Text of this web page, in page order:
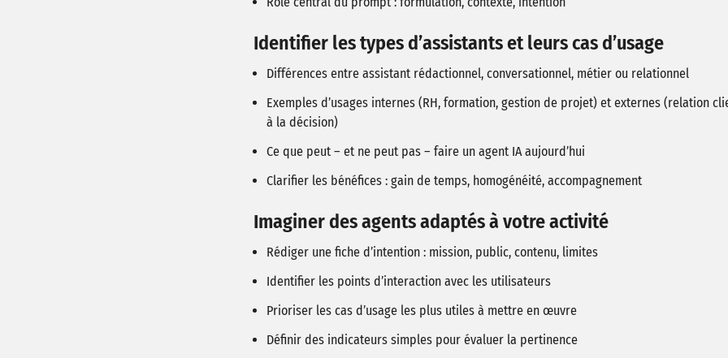
Identifier les types d’assistants et leurs cas d’usage
Différences entre assistant rédactionnel, conversationnel, métier ou relationnel
Exemples d’usages internes (RH, formation, gestion de projet) et externes (relation
à la décision)
Ce que peut – et ne peut pas – faire un agent IA aujourd’hui
Clarifier les bénéfices : gain de temps, homogénéité, accompagnement
Imaginer des agents adaptés à votre activité
Rédiger une fiche d’intention : mission, public, contenu, limites
Identifier les points d’interaction avec les utilisateurs
Prioriser les cas d’usage les plus utiles à mettre en œuvre
Définir des indicateurs simples pour évaluer la pertinence